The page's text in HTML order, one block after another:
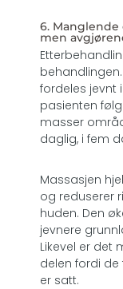
6.
men
fordeles jevnt
pasienten
masser
daglig, i fem
Massasjen
og reduserer
huden. Den
jevnere
Likevel er det
delen fordi
er satt.